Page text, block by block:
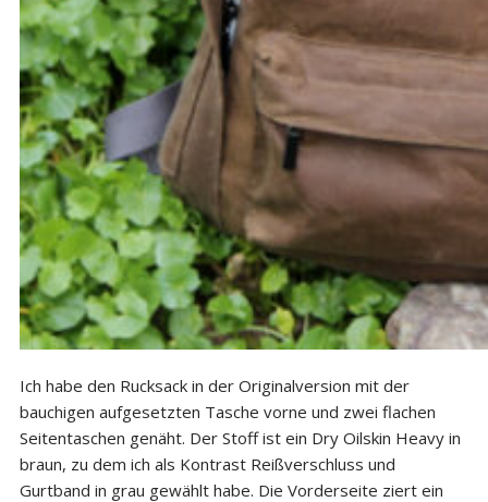
Ich habe den Rucksack in der Originalversion mit der
bauchigen aufgesetzten Tasche vorne und zwei flachen
Seitentaschen genäht. Der Stoff ist ein Dry Oilskin Heavy in
braun, zu dem ich als Kontrast Reißverschluss und
Gurtband in grau gewählt habe. Die Vorderseite ziert ein